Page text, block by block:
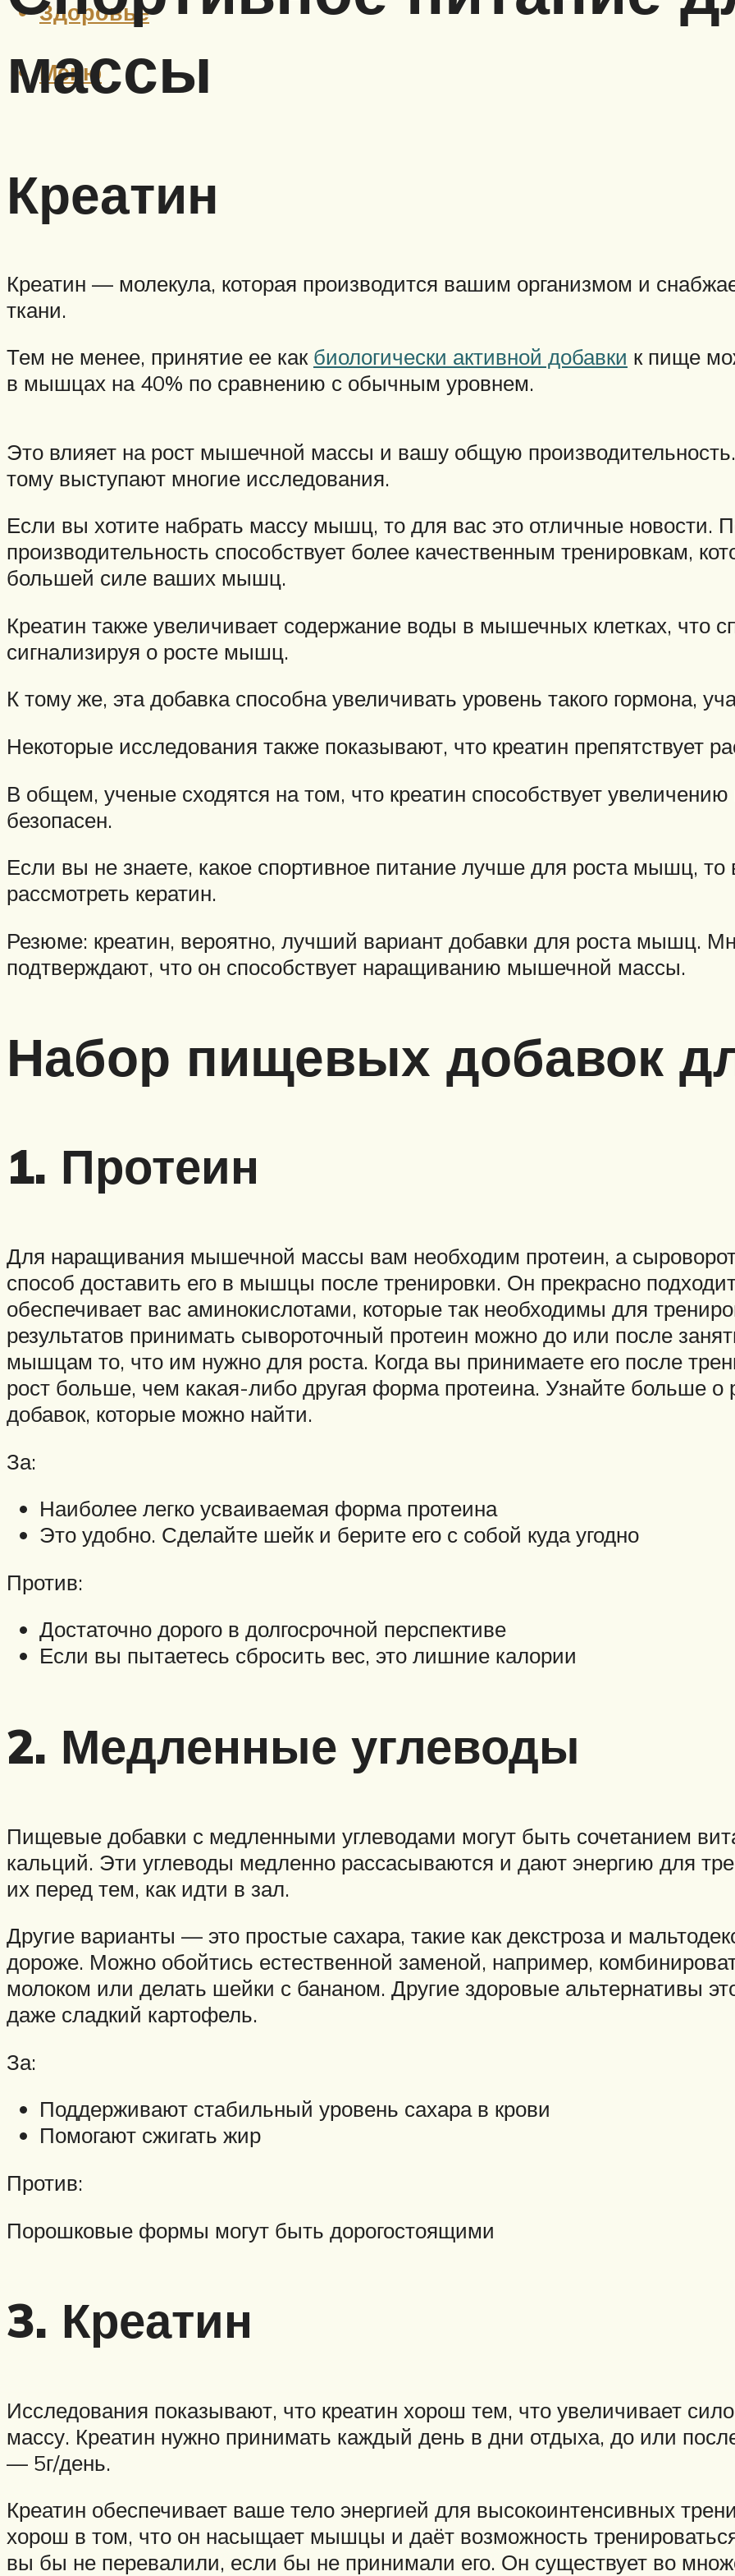
Здоровье
Меню
массы
Креатин
Креатин — молекула, которая производится вашим организмом и
ткани.
Тем не менее, принятие ее как биологически активной добавки к пище
в мышцах на 40% по сравнению с обычным уровнем.
Это влияет на рост мышечной массы и вашу общую
тому выступают многие исследования.
Если вы хотите набрать массу мышц, то для вас это отличные новости.
производительность способствует более качественным тренировкам,
большей силе ваших мышц.
Креатин также увеличивает содержание воды в мышечных клетках, что
сигнализируя о росте мышц.
К тому же, эта добавка способна увеличивать уровень такого гормона,
Некоторые исследования также показывают, что креатин
В общем, ученые сходятся на том, что креатин способствует увеличению
безопасен.
Если вы не знаете, какое спортивное питание лучше для роста мышц, то
рассмотреть кератин.
Резюме: креатин, вероятно, лучший вариант добавки для роста мышц.
подтверждают, что он способствует наращиванию мышечной массы.
Набор пищевых добавок
1. Протеин
Для наращивания мышечной массы вам необходим протеин, а
способ доставить его в мышцы после тренировки. Он прекрасно
обеспечивает вас аминокислотами, которые так необходимы для
результатов принимать сывороточный протеин можно до или после
мышцам то, что им нужно для роста. Когда вы принимаете его после
рост больше, чем какая-либо другая форма протеина. Узнайте больше о
добавок, которые можно найти.
За:
Наиболее легко усваиваемая форма протеина
Это удобно. Сделайте шейк и берите его с собой куда угодно
Против:
Достаточно дорого в долгосрочной перспективе
Если вы пытаетесь сбросить вес, это лишние калории
2. Медленные углеводы
Пищевые добавки с медленными углеводами могут быть сочетанием
кальций. Эти углеводы медленно рассасываются и дают энергию для
их перед тем, как идти в зал.
Другие варианты — это простые сахара, такие как декстроза и
дороже. Можно обойтись естественной заменой, например,
молоком или делать шейки с бананом. Другие здоровые альтернативы
даже сладкий картофель.
За:
Поддерживают стабильный уровень сахара в крови
Помогают сжигать жир
Против:
Порошковые формы могут быть дорогостоящими
3. Креатин
Исследования показывают, что креатин хорош тем, что увеличивает
массу. Креатин нужно принимать каждый день в дни отдыха, до или
— 5г/день.
Креатин обеспечивает ваше тело энергией для высокоинтенсивных
хорош в том, что он насыщает мышцы и даёт возможность
вы бы не перевалили, если бы не принимали его. Он существует во